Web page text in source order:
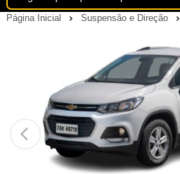
Página Inicial Suspensão e Direção